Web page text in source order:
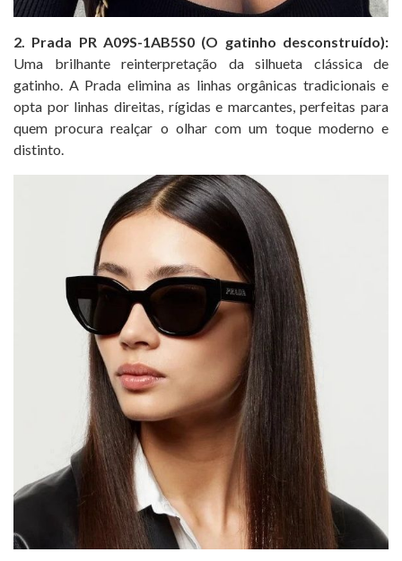
2. Prada PR A09S-1AB5S0 (O gatinho desconstruído):
Uma brilhante reinterpretação da silhueta clássica de
gatinho. A Prada elimina as linhas orgânicas tradicionais e
opta por linhas direitas, rígidas e marcantes, perfeitas para
quem procura realçar o olhar com um toque moderno e
distinto.